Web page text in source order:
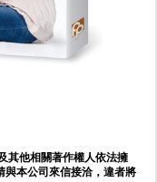
其他相關著作權人依法擁
與本公司來信接洽，違者將